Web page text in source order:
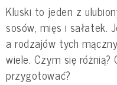
Kluski to jeden z
sosów, mięs i sałatek.
a rodzajów tych
wiele. Czym się
przygotować?